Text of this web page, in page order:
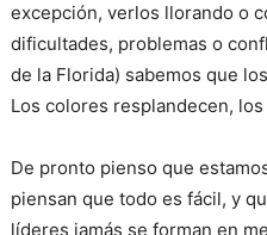
excepción, verlos llorando o
dificultades, problemas o
de la Florida) sabemos que
Los colores resplandecen,
De pronto pienso que
piensan que todo es fácil, y
líderes jamás se forman en